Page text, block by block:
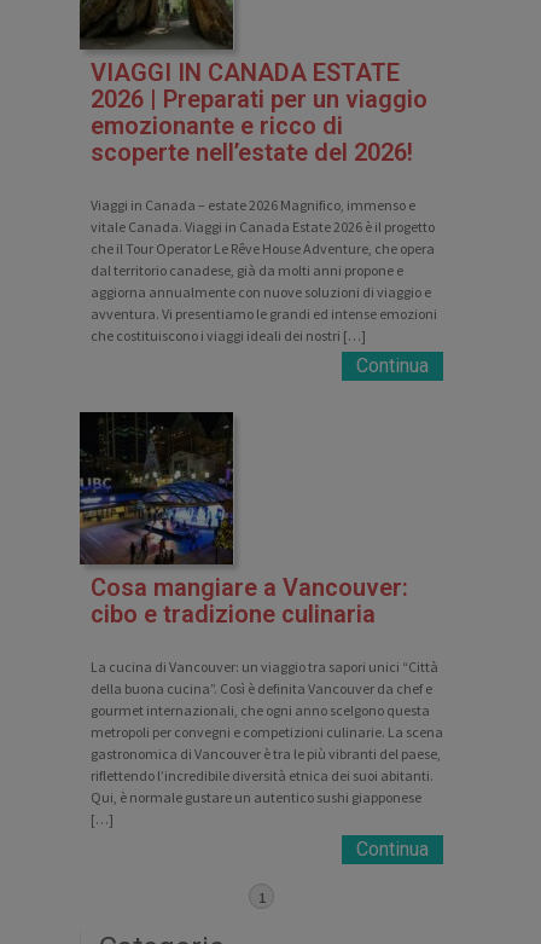
VIAGGI IN CANADA ESTATE
2026 | Preparati per un viaggio
emozionante e ricco di
scoperte nell’estate del 2026!
Viaggi in Canada – estate 2026 Magnifico, immenso e
vitale Canada. Viaggi in Canada Estate 2026 è il progetto
che il Tour Operator Le Rêve House Adventure, che opera
dal territorio canadese, già da molti anni propone e
aggiorna annualmente con nuove soluzioni di viaggio e
avventura. Vi presentiamo le grandi ed intense emozioni
che costituiscono i viaggi ideali dei nostri […]
Continua
Cosa mangiare a Vancouver:
cibo e tradizione culinaria
La cucina di Vancouver: un viaggio tra sapori unici “Città
della buona cucina”. Così è definita Vancouver da chef e
gourmet internazionali, che ogni anno scelgono questa
metropoli per convegni e competizioni culinarie. La scena
gastronomica di Vancouver è tra le più vibranti del paese,
riflettendo l’incredibile diversità etnica dei suoi abitanti.
Qui, è normale gustare un autentico sushi giapponese
[…]
Continua
1